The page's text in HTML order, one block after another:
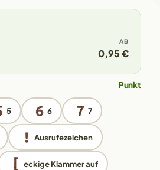
AB
0,95 €
Punkt
5 6 7
Ausrufezeichen
eckige Klammer auf